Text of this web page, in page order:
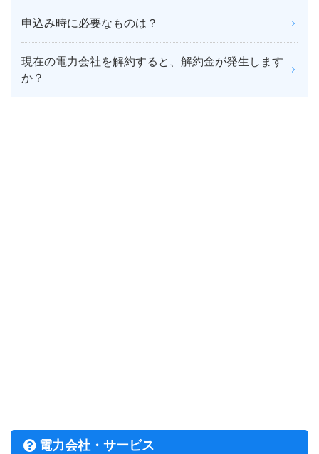
申込み時に必要なものは？
現在の電力会社を解約すると、解約金が発生します
か？
電力会社・サービス